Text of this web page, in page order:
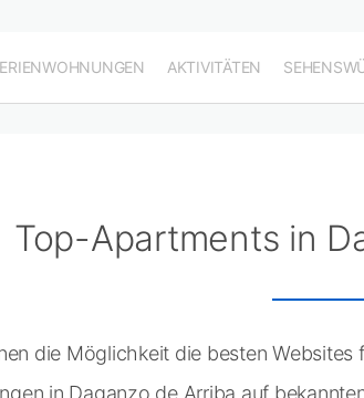
AKTIVITÄTEN
Top-Apartments in
die Möglichkeit die besten
in Daganzo de Arriba auf